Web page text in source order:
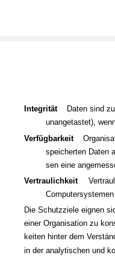
Integrität
Daten sind
unangetastet),
Verfügbarkeit
speicherten Daten
sen eine
Vertraulichkeit
Die Schutzziele eignen
einer Organisation zu
keiten hinter dem
in der analytischen und